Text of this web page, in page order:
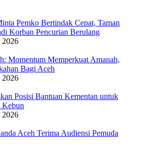
Pemko Bertindak Cepat, Taman
Korban Pencurian Berulang
2026
Momentum Memperkuat Amanah,
Bagi Aceh
2026
Posisi Bantuan Kementan untuk
Kebun
2026
Aceh Terima Audiensi Pemuda